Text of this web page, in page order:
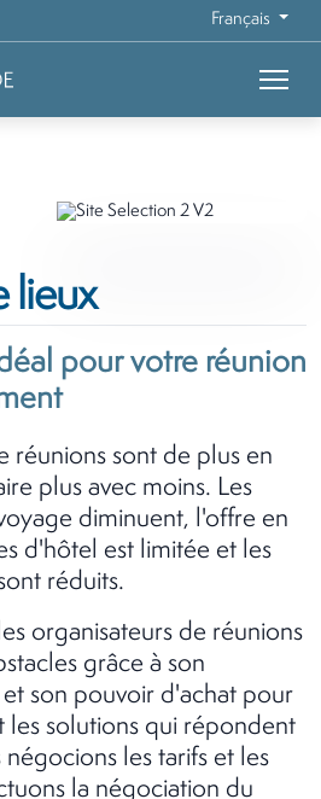
Français
lieux
pour votre réunion
réunions sont de plus en
plus avec moins. Les
diminuent, l'offre en
d'hôtel est limitée et les
réduits.
organisateurs de réunions
grâce à son
son pouvoir d'achat pour
les solutions qui répondent
les tarifs et les
la négociation du